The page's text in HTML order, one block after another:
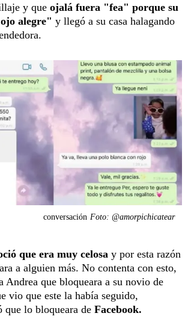
y que ojalá fuera "fea" porque su
alegre" y llegó a su casa halagando
conversación Foto: @amorpichicatear
que era muy celosa y por esta razón
a alguien más. No contenta con esto,
Andrea que bloqueara a su novio de
vio que este la había seguido,
lo bloqueara de Facebook.